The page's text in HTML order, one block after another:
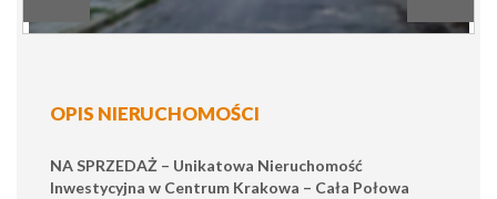
OPIS NIERUCHOMOŚCI
NA SPRZEDAŻ – Unikatowa Nieruchomość
Inwestycyjna w Centrum Krakowa – Cała Połowa